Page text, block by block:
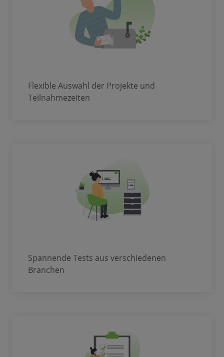
Flexible Auswahl der Projekte und
Teilnahmezeiten
Spannende Tests aus verschiedenen
Branchen